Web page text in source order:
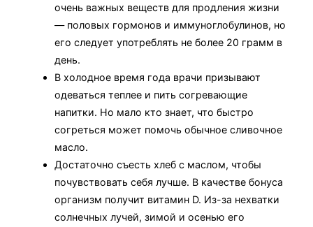
очень важных веществ для продления жизни
— половых гормонов и иммуноглобулинов, но
его следует употреблять не более 20 грамм в
день.
В холодное время года врачи призывают
одеваться теплее и пить согревающие
напитки. Но мало кто знает, что быстро
согреться может помочь обычное сливочное
масло.
Достаточно съесть хлеб с маслом, чтобы
почувствовать себя лучше. В качестве бонуса
организм получит витамин D. Из-за нехватки
солнечных лучей, зимой и осенью его